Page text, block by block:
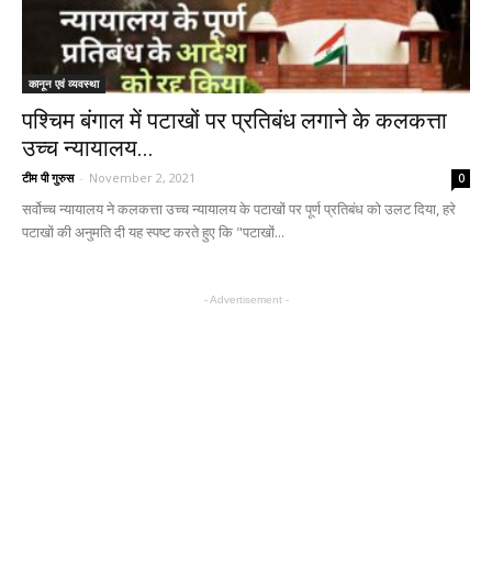
कानून एवं व्यवस्था
पश्चिम बंगाल में पटाखों पर प्रतिबंध लगाने के कलकत्ता
उच्च न्यायालय...
टीम पी गुरुस - November 2, 2021 0
सर्वोच्च न्यायालय ने कलकत्ता उच्च न्यायालय के पटाखों पर पूर्ण प्रतिबंध को उलट दिया, हरे
पटाखों की अनुमति दी यह स्पष्ट करते हुए कि "पटाखों...
- Advertisement -